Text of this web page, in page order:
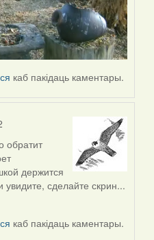
каб пакідаць каментары.
обратит
держится
увидите, сделайте скрин...
каб пакідаць каментары.